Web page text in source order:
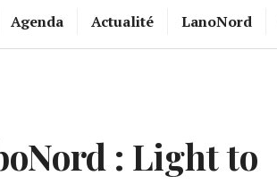
Agenda Actualité LanoNord
: Light to